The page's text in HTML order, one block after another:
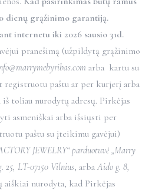
dienų grąžinimo garantiją.
internetu iki 2026 sausio 31d.
pranešimą (užpildytą grąžinimo
arba kartu su
registruotu paštu ar per kurjerį arba
toliau nurodytų adresų. Pirkėjas
asmeniškai arba išsiųsti per
paštu su įteikimu gavėjui)
JEWELRY“ parduotuvė „Marry
25, LT-07150 Vilnius, arba Aido g. 8,
aiškiai nurodyta, kad Pirkėjas